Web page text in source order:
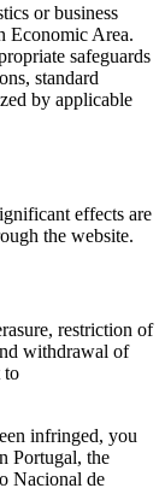
or business
Economic Area.
safeguards
standard
by applicable
effects are
the website.
restriction of
withdrawal of
to
infringed, you
Portugal, the
Nacional de